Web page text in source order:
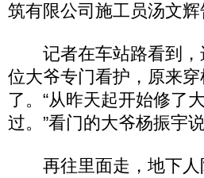
筑有限公司施工员汤文辉
记者在车站路看到，
位大爷专门看护，原来
了。“从昨天起开始修了
过。”看门的大爷杨振宇说
再往里面走，地下人